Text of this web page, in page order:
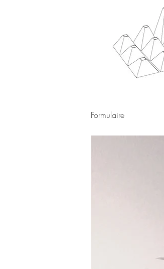
Formulaire